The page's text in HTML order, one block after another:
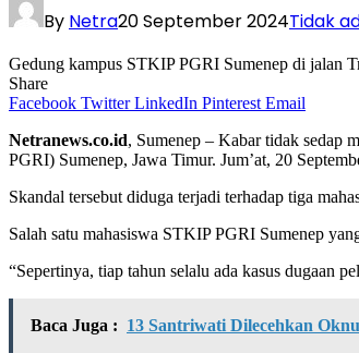
By Netra20 September 2024Tidak
Gedung kampus STKIP PGRI Sumenep di jalan
Share
Facebook Twitter LinkedIn Pinterest Email
Netranews.co.id, Sumenep – Kabar tidak sedap
PGRI) Sumenep, Jawa Timur. Jum’at, 20
Skandal tersebut diduga terjadi terhadap tiga
Salah satu mahasiswa STKIP PGRI Sumenep
“Sepertinya, tiap tahun selalu ada kasus dugaan
Baca Juga : 13 Santriwati Dilecehkan